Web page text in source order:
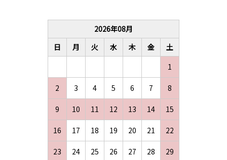
2026年08月
日
月 火 水 木 金
土
1
2 3 4 5 6 7 8
9 10 11 12 13 14 15
16 17 18 19 20 21 22
23 24 25 26 27 28 29